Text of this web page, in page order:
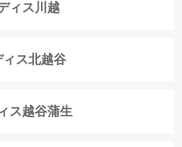
ィス川越
ィス北越谷
ス越谷蒲生